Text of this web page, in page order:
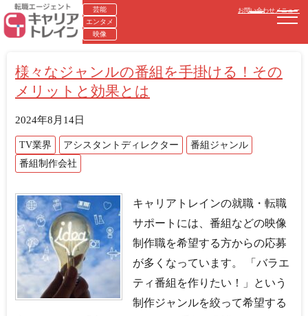
芸能
エンタメ
映像
お問い合わせメニュー
様々なジャンルの番組を手掛ける！その
メリットと効果とは
2024年8月14日
TV業界 アシスタントディレクター
番組ジャンル
番組制作会社
キャリアトレインの就職・転職
サポートには、番組などの映像
制作職を希望する方からの応募
が多くなっています。 「バラエ
ティ番組を作りたい！」という
制作ジャンルを絞って希望する